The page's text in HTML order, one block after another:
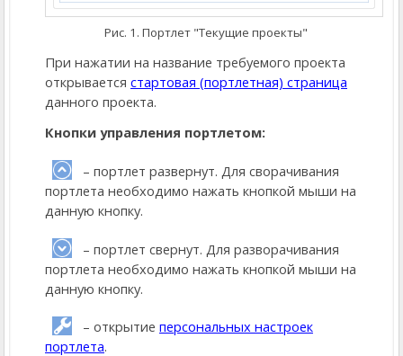
Рис. 1. Портлет "Текущие проекты"
При нажатии на название требуемого проекта
открывается стартовая (портлетная) страница
данного проекта.
Кнопки управления портлетом:
– портлет развернут. Для сворачивания
портлета необходимо нажать кнопкой мыши на
данную кнопку.
– портлет свернут. Для разворачивания
портлета необходимо нажать кнопкой мыши на
данную кнопку.
– открытие персональных настроек
портлета.